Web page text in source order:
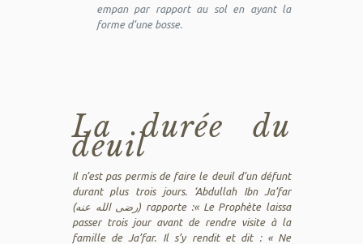
empan par rapport au sol en ayant la
forme d’une bosse.
La durée du
deuil
Il n’est pas permis de faire le deuil d’un défunt
durant plus trois jours. ‘Abdullah Ibn Ja’far
(رضى الله عنه) rapporte :« Le Prophète laissa
passer trois jour avant de rendre visite à la
famille de Ja’far. Il s’y rendit et dit : « Ne